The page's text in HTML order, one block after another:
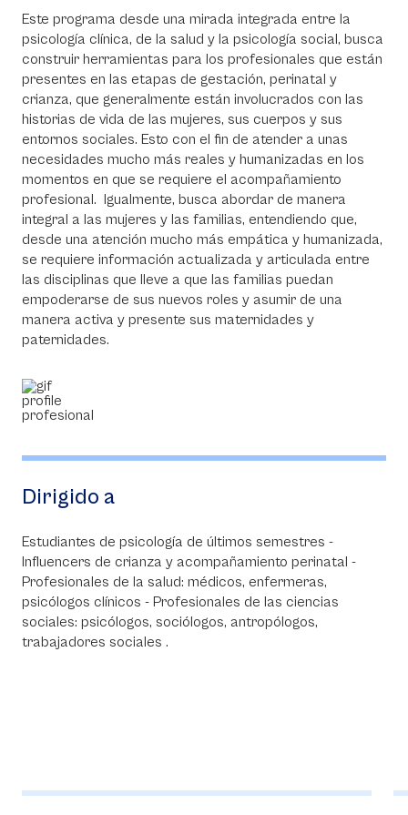
Este programa desde una mirada integrada entre la
psicología clínica, de la salud y la psicología social, busca
construir herramientas para los profesionales que están
presentes en las etapas de gestación, perinatal y
crianza, que generalmente están involucrados con las
historias de vida de las mujeres, sus cuerpos y sus
entornos sociales. Esto con el fin de atender a unas
necesidades mucho más reales y humanizadas en los
momentos en que se requiere el acompañamiento
profesional. Igualmente, busca abordar de manera
integral a las mujeres y las familias, entendiendo que,
desde una atención mucho más empática y humanizada,
se requiere información actualizada y articulada entre
las disciplinas que lleve a que las familias puedan
empoderarse de sus nuevos roles y asumir de una
manera activa y presente sus maternidades y
paternidades.
Dirigido a
Estudiantes de psicología de últimos semestres -
Influencers de crianza y acompañamiento perinatal -
Profesionales de la salud: médicos, enfermeras,
psicólogos clínicos - Profesionales de las ciencias
sociales: psicólogos, sociólogos, antropólogos,
trabajadores sociales .